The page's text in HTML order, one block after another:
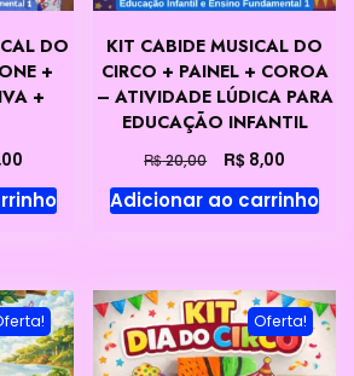
DO
+
+
O
preço
atual
KIT CABIDE MUSICAL DO
CIRCO + PAINEL + COROA
– ATIVIDADE LÚDICA PARA
EDUCAÇÃO INFANTIL
R$20,00
preço
original
R$ 8,00
preço
atual
Adicionar ao carrinho
Oferta!